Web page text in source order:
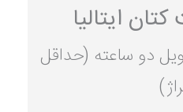
ایتالیا
دو ساعته (حداقل